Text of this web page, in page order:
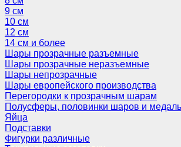
9 см
10 см
12 см
14 см и более
Шары прозрачные разъемные
Шары прозрачные неразъемные
Шары непрозрачные
Шары европейского производства
Перегородки к прозрачным шарам
Полусферы, половинки шаров и
Яйца
Подставки
Фигурки различные